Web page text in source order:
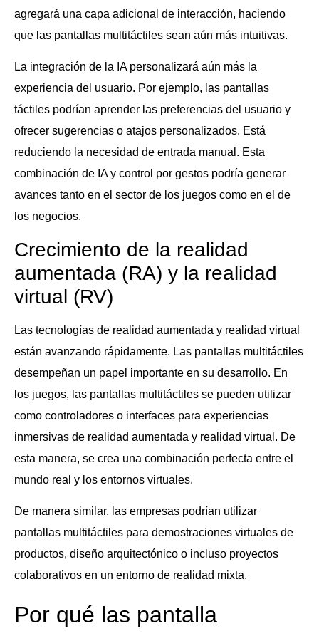
agregará una capa adicional de interacción, haciendo
que las pantallas multitáctiles sean aún más intuitivas.
La integración de la IA personalizará aún más la
experiencia del usuario. Por ejemplo, las pantallas
táctiles podrían aprender las preferencias del usuario y
ofrecer sugerencias o atajos personalizados. Está
reduciendo la necesidad de entrada manual. Esta
combinación de IA y control por gestos podría generar
avances tanto en el sector de los juegos como en el de
los negocios.
Crecimiento de la realidad
aumentada (RA) y la realidad
virtual (RV)
Las tecnologías de realidad aumentada y realidad virtual
están avanzando rápidamente. Las pantallas multitáctiles
desempeñan un papel importante en su desarrollo. En
los juegos, las pantallas multitáctiles se pueden utilizar
como controladores o interfaces para experiencias
inmersivas de realidad aumentada y realidad virtual. De
esta manera, se crea una combinación perfecta entre el
mundo real y los entornos virtuales.
De manera similar, las empresas podrían utilizar
pantallas multitáctiles para demostraciones virtuales de
productos, diseño arquitectónico o incluso proyectos
colaborativos en un entorno de realidad mixta.
Por qué las pantalla